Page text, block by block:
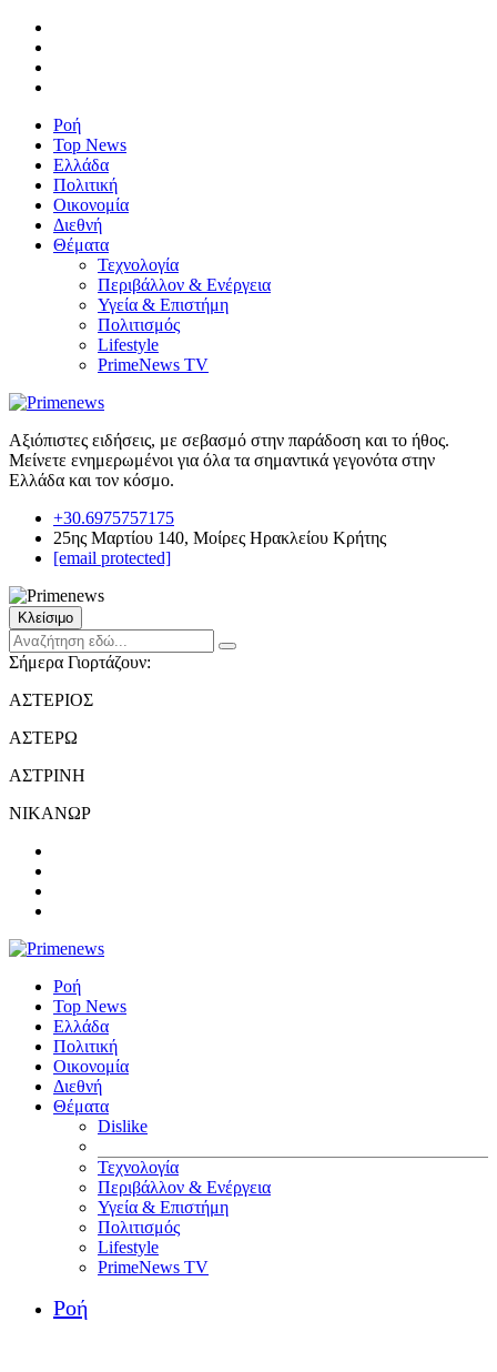
Ροή
Top News
Ελλάδα
Πολιτική
Οικονομία
Διεθνή
Θέματα
Τεχνολογία
Περιβάλλον & Ενέργεια
Υγεία & Επιστήμη
Πολιτισμός
Lifestyle
PrimeNews TV
Αξιόπιστες ειδήσεις, με σεβασμό στην παράδοση και το ήθος.
Μείνετε ενημερωμένοι για όλα τα σημαντικά γεγονότα στην
Ελλάδα και τον κόσμο.
+30.6975757175
25ης Μαρτίου 140, Μοίρες Ηρακλείου Κρήτης
[email protected]
Κλείσιμο
Σήμερα Γιορτάζουν:
ΑΣΤΕΡΙΟΣ
ΑΣΤΕΡΩ
ΑΣΤΡΙΝΗ
ΝΙΚΑΝΩΡ
Ροή
Top News
Ελλάδα
Πολιτική
Οικονομία
Διεθνή
Θέματα
Dislike
Τεχνολογία
Περιβάλλον & Ενέργεια
Υγεία & Επιστήμη
Πολιτισμός
Lifestyle
PrimeNews TV
Ροή